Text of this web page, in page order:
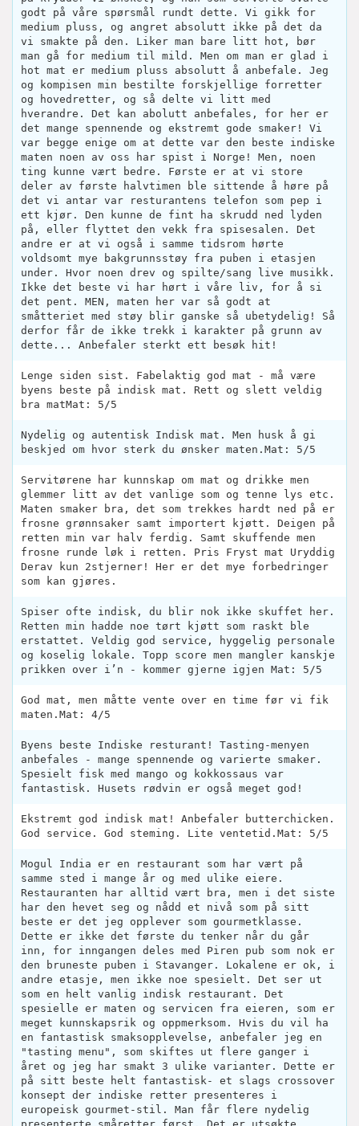
godt på våre spørsmål rundt dette. Vi gikk for
medium pluss, og angret absolutt ikke på det da
vi smakte på den. Liker man bare litt hot, bør
man gå for medium til mild. Men om man er glad i
hot mat er medium pluss absolutt å anbefale. Jeg
og kompisen min bestilte forskjellige forretter
og hovedretter, og så delte vi litt med
hverandre. Det kan abolutt anbefales, for her er
det mange spennende og ekstremt gode smaker! Vi
var begge enige om at dette var den beste indiske
maten noen av oss har spist i Norge! Men, noen
ting kunne vært bedre. Første er at vi store
deler av første halvtimen ble sittende å høre på
det vi antar var resturantens telefon som pep i
ett kjør. Den kunne de fint ha skrudd ned lyden
på, eller flyttet den vekk fra spisesalen. Det
andre er at vi også i samme tidsrom hørte
voldsomt mye bakgrunnsstøy fra puben i etasjen
under. Hvor noen drev og spilte/sang live musikk.
Ikke det beste vi har hørt i våre liv, for å si
det pent. MEN, maten her var så godt at
småtteriet med støy blir ganske så ubetydelig! Så
derfor får de ikke trekk i karakter på grunn av
dette... Anbefaler sterkt ett besøk hit!
Lenge siden sist. Fabelaktig god mat - må være
byens beste på indisk mat. Rett og slett veldig
bra matMat: 5/5
Nydelig og autentisk Indisk mat. Men husk å gi
beskjed om hvor sterk du ønsker maten.Mat: 5/5
Servitørene har kunnskap om mat og drikke men
glemmer litt av det vanlige som og tenne lys etc.
Maten smaker bra, det som trekkes hardt ned på er
frosne grønnsaker samt importert kjøtt. Deigen på
retten min var halv ferdig. Samt skuffende men
frosne runde løk i retten. Pris Fryst mat Uryddig
Derav kun 2stjerner! Her er det mye forbedringer
som kan gjøres.
Spiser ofte indisk, du blir nok ikke skuffet her.
Retten min hadde noe tørt kjøtt som raskt ble
erstattet. Veldig god service, hyggelig personale
og koselig lokale. Topp score men mangler kanskje
prikken over i’n - kommer gjerne igjen Mat: 5/5
God mat, men måtte vente over en time før vi fik
maten.Mat: 4/5
Byens beste Indiske resturant! Tasting-menyen
anbefales - mange spennende og varierte smaker.
Spesielt fisk med mango og kokkossaus var
fantastisk. Husets rødvin er også meget god!
Ekstremt god indisk mat! Anbefaler butterchicken.
God service. God steming. Lite ventetid.Mat: 5/5
Mogul India er en restaurant som har vært på
samme sted i mange år og med ulike eiere.
Restauranten har alltid vært bra, men i det siste
har den hevet seg og nådd et nivå som på sitt
beste er det jeg opplever som gourmetklasse.
Dette er ikke det første du tenker når du går
inn, for inngangen deles med Piren pub som nok er
den bruneste puben i Stavanger. Lokalene er ok, i
andre etasje, men ikke noe spesielt. Det ser ut
som en helt vanlig indisk restaurant. Det
spesielle er maten og servicen fra eieren, som er
meget kunnskapsrik og oppmerksom. Hvis du vil ha
en fantastisk smaksopplevelse, anbefaler jeg en
"tasting menu", som skiftes ut flere ganger i
året og jeg har smakt 3 ulike varianter. Dette er
på sitt beste helt fantastisk- et slags crossover
konsept der indiske retter presenteres i
europeisk gourmet-stil. Man får flere nydelig